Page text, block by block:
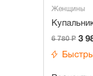
Женщины
6 780 Р 3